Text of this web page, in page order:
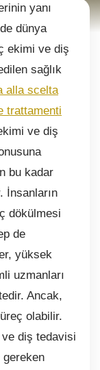
yanı
dünya
ekimi ve diş
sağlık
alla scelta
trattamenti
ve diş
bu kadar
İnsanların
dökülmesi
de
yüksek
uzmanları
Ancak,
olabilir.
diş tedavisi
gereken